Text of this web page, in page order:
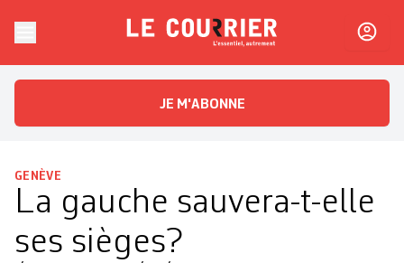
Le CourrierL'essentiel, autrement
JE M'ABONNE
GENÈVE
La gauche sauvera-t-elle
ses sièges?